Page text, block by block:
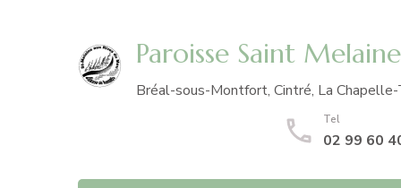
Paroisse Saint
Bréal-sous-Montfort, Cintré, La
Tel
02 99 60